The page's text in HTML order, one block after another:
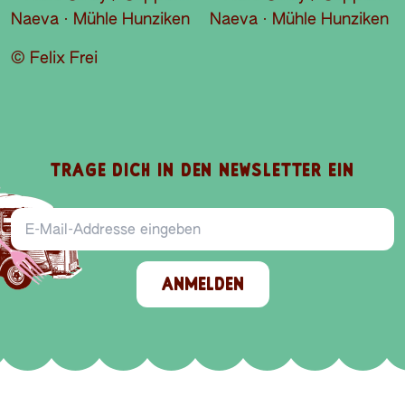
© Felix Frei
TRAGE DICH IN DEN NEWSLETTER EIN
E-Mail-Addresse
ANMELDEN